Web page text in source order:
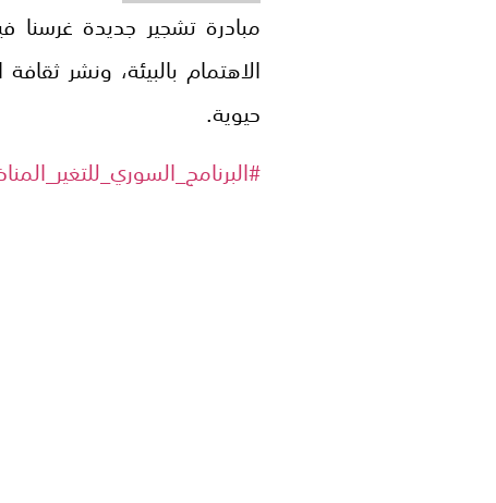
مبادرة تشجير جديدة
الاهتمام بالبيئة، ونشر
حيوية.